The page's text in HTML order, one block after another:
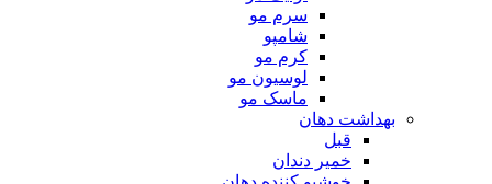
سرم مو
شامپو
کرم مو
لوسیون مو
ماسک مو
بهداشت دهان
قبل
خمیر دندان